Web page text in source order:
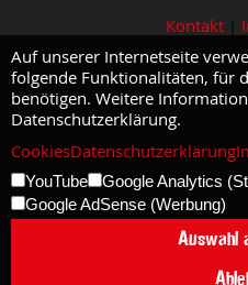
Kontakt|
Auf unserer Internetseite
folgende Funktionalitäten, für
benötigen. Weitere
Datenschutzerklärung.
CookiesDatenschutzerklärung
YouTube
Google Analytics
Google AdSense (Werbung)
Auswahl